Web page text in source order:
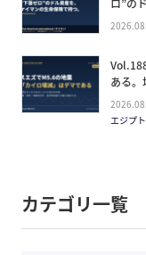
ロ”の
ある
エジプ
カテゴリ一覧